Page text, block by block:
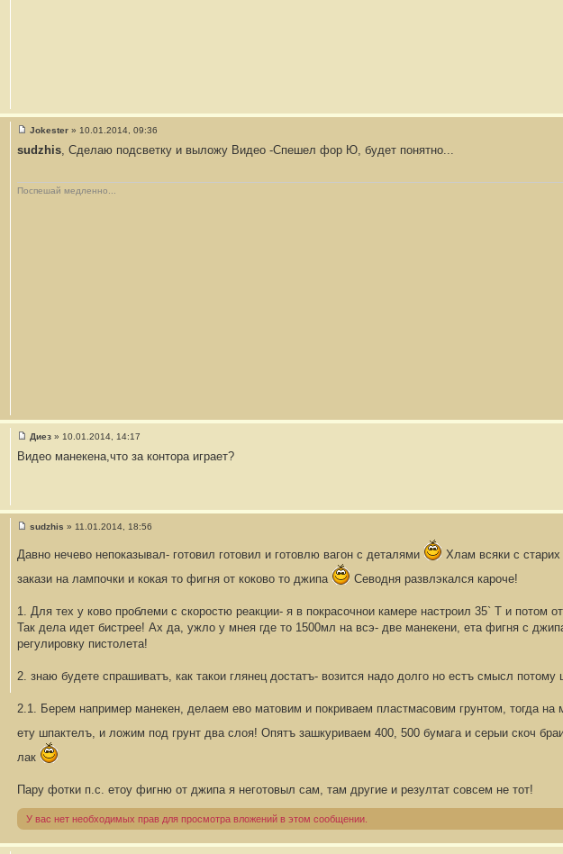
о
щ
е
Jokester » 10.01.2014, 09:36
sudzhis, Сделаю подсветку и выложу Видео -Спешел фор Ю, будет понятно...
Поспешай медленно...
С
о
о
н
е
2
Диез » 10.01.2014, 14:17
Видео манекена,что за контора играет?
о
щ
е
#
2
sudzhis » 11.01.2014, 18:56
Давно нечево непоказывал- готовил готовил и готовлю вагон с деталями Хлам всяки с
закази на лампочки и кокая то фигня от коково то джипа
Севодня развлэкался кароче!
1. Для тех у ково проблеми с скоростю реакции- я в покрасочнои камере настроил 35` Т и потом
Так дела идет бистрее! Ах да, ужло у мнея где то 1500мл на всэ- две манекени, ета фигня с
регулировку пистолета!
2. знаю будете спрашиватъ, как такои глянец достатъ- возится надо долго но естъ смысл потому
2.1. Берем например манекен, делаем ево матовим и покриваем пластмасовим грунтом, тогда
ету шпактелъ, и ложим под грунт два слоя! Опятъ зашкуриваем 400, 500 бумага и серыи скоч
лак
Пару фотки п.с. етоу фигню от джипа я неготовыл сам, там другие и резултат совсем не тот!
У вас нет необходимых прав для просмотра вложений в этом сообщении.